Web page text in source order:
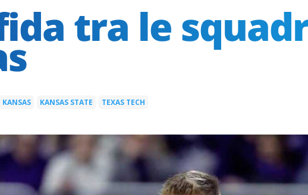
tra le
KANSAS KANSAS STATE TEXAS TECH